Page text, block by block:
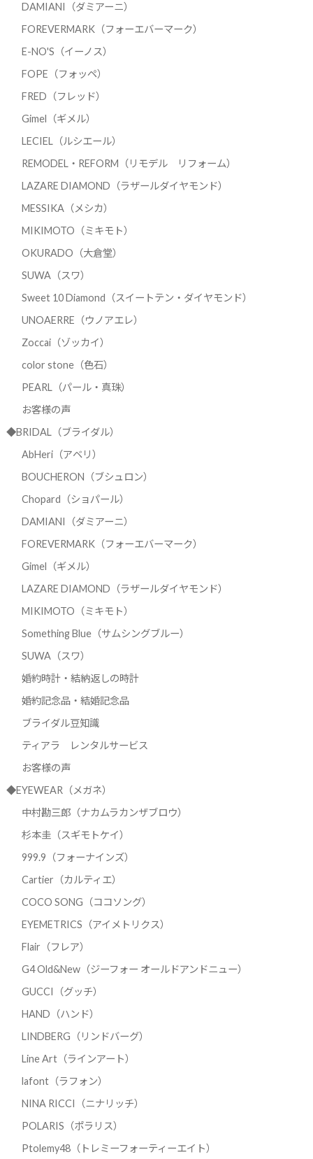
DAMIANI（ダミアーニ）
FOREVERMARK（フォーエバーマーク）
E-NO'S（イーノス）
FOPE（フォッペ）
FRED（フレッド）
Gimel（ギメル）
LECIEL（ルシエール）
REMODEL・REFORM（リモデル リフォーム）
LAZARE DIAMOND（ラザールダイヤモンド）
MESSIKA（メシカ）
MIKIMOTO（ミキモト）
OKURADO（大倉堂）
SUWA（スワ）
Sweet 10 Diamond（スイートテン・ダイヤモンド）
UNOAERRE（ウノアエレ）
Zoccai（ゾッカイ）
color stone（色石）
PEARL（パール・真珠）
お客様の声
◆BRIDAL（ブライダル）
AbHeri（アベリ）
BOUCHERON（ブシュロン）
Chopard（ショパール）
DAMIANI（ダミアーニ）
FOREVERMARK（フォーエバーマーク）
Gimel（ギメル）
LAZARE DIAMOND（ラザールダイヤモンド）
MIKIMOTO（ミキモト）
Something Blue（サムシングブルー）
SUWA（スワ）
婚約時計・結納返しの時計
婚約記念品・結婚記念品
ブライダル豆知識
ティアラ レンタルサービス
お客様の声
◆EYEWEAR（メガネ）
中村勘三郎（ナカムラカンザブロウ）
杉本圭（スギモトケイ）
999.9（フォーナインズ）
Cartier（カルティエ）
COCO SONG（ココソング）
EYEMETRICS（アイメトリクス）
Flair（フレア）
G4 Old&New（ジーフォー オールドアンドニュー）
GUCCI（グッチ）
HAND（ハンド）
LINDBERG（リンドバーグ）
Line Art（ラインアート）
lafont（ラフォン）
NINA RICCI（ニナリッチ）
POLARIS（ポラリス）
Ptolemy48（トレミーフォーティーエイト）